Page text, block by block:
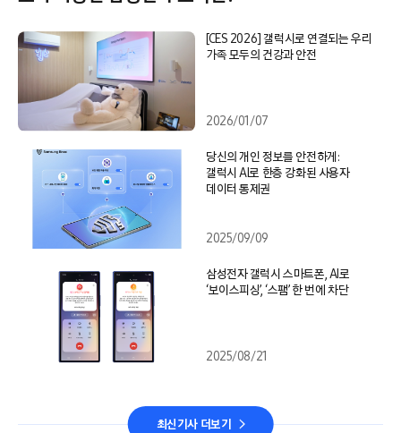
[CES 2026] 갤럭시로 연결되는 우리
가족 모두의 건강과 안전
2026/01/07
당신의 개인 정보를 안전하게:
갤럭시 AI로 한층 강화된 사용자
데이터 통제권
2025/09/09
삼성전자 갤럭시 스마트폰, AI로
‘보이스피싱’, ‘스팸’ 한 번에 차단
2025/08/21
최신기사 더보기